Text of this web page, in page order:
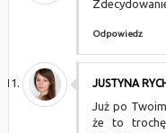
Odpowiedz
JUSTYNA
Już po
że to